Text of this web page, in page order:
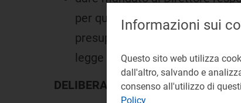
per quanto di rispettiva
presupposti per l'avvio di
legge 14 novembre 1995, n. 481
DELIBERA
Informazioni sui
Questo sito web utilizza
dall'altro, salvando e
consenso all'utilizzo di
Policy